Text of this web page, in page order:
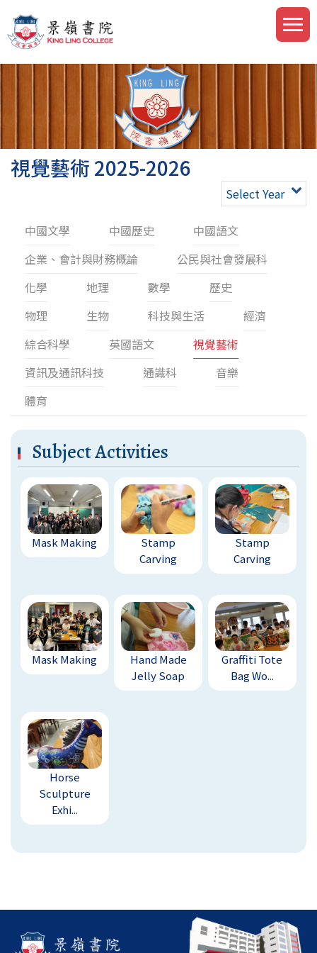
視覺藝術 2025-2026
Select Year
中國文學 中國歷史
中國語文
企業、會計與財務概論
公民與社會發展科
化學
地理 數學
歷史
物理
生物 科技與生活
經濟
綜合科學
英國語文
視覺藝術
資訊及通訊科技
通識科
音樂
體育
Subject Activities
Mask Making
Stamp
Carving
Stamp
Carving
Mask Making
Hand Made
Jelly Soap
Graffiti Tote
Bag Wo...
Horse
Sculpture
Exhi...